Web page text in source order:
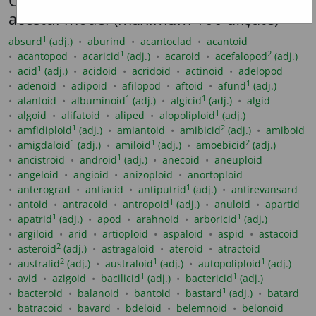
acestui model (maximum 100 afișate)
absurd1 (adj.) aburind acantoclad
acantoid
acantopod
acaricid1 (adj.) acaroid acefalopod2 (adj.)
acid1 (adj.) acidoid acridoid actinoid
adelopod
adenoid
adipoid afilopod aftoid afund1 (adj.)
alantoid
albuminoid1 (adj.) algicid1 (adj.)
algid
algoid
alifatoid aliped alopoliploid1 (adj.)
amfidiploid1 (adj.) amiantoid amibicid2 (adj.)
amiboid
amigdaloid1 (adj.) amiloid1 (adj.) amoebicid2 (adj.)
ancistroid
android1 (adj.) anecoid
aneuploid
angeloid
angioid anizoploid
anortoploid
anterograd
antiacid antiputrid1 (adj.)
antirevanșard
antoid
antracoid antropoid1 (adj.) anuloid
apartid
apatrid1 (adj.) apod arahnoid arboricid1 (adj.)
argiloid
arid artioploid aspaloid aspid
astacoid
asteroid2 (adj.) astragaloid ateroid
atractoid
australid2 (adj.) australoid1 (adj.) autopoliploid1 (adj.)
avid
azigoid bacilicid1 (adj.) bactericid1 (adj.)
bacteroid
balanoid bantoid bastard1 (adj.)
batard
batracoid
bavard bdeloid belemnoid belonoid